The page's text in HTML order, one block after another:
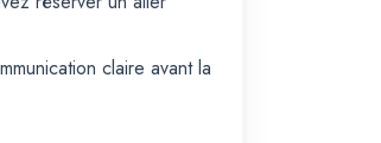
claire avant la